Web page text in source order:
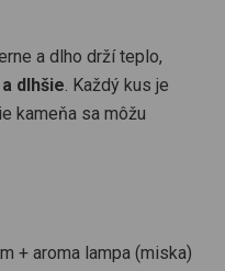
a dlho drží teplo,
dlhšie. Každý kus je
kameňa sa môžu
+ aroma lampa (miska)